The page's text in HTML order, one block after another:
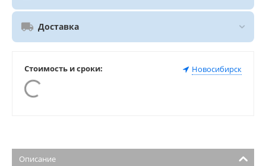
Доставка
Стоимость и сроки: Новосибирск
Описание